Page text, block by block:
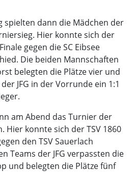
spielten dann die Mädchen der
Hier konnte sich der
gegen die SC Eibsee
Die beiden Mannschaften
belegten die Plätze vier und
JFG in der Vorrunde ein 1:1
am Abend das Turnier der
Hier konnte sich der TSV 1860
den TSV Sauerlach
Teams der JFG verpassten die
und belegten die Plätze fünf